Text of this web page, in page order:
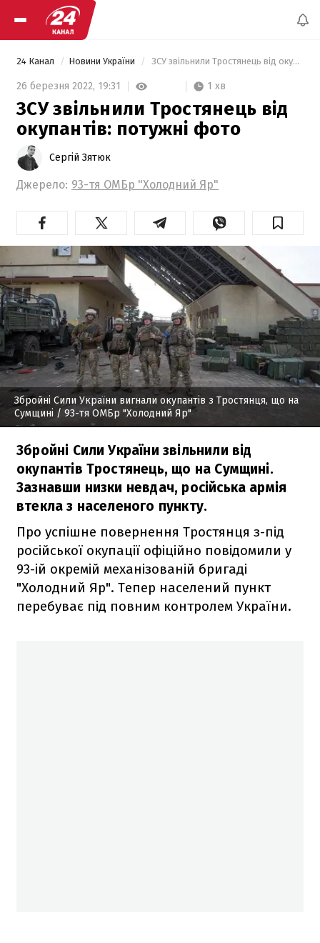
24 Канал Новини України ЗСУ звільнили Тростянець від окупантів: потужні фото
26 березня 2022, 19:31 1 хв
ЗСУ звільнили Тростянець від
окупантів: потужні фото
Сергій Зятюк
Джерело: 93-тя ОМБр "Холодний Яр"
Збройні Сили України вигнали окупантів з Тростянця, що на
Сумщині / 93-тя ОМБр "Холодний Яр"
Збройні Сили України звільнили від
окупантів Тростянець, що на Сумщині.
Зазнавши низки невдач, російська армія
втекла з населеного пункту.
Про успішне повернення Тростянця з-під
російської окупації офіційно повідомили у
93-ій окремій механізованій бригаді
"Холодний Яр". Тепер населений пункт
перебуває під повним контролем України.